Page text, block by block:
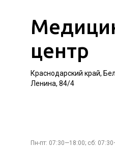
центр
Краснодарский край,
Ленина, 84/4
Пн-пт: 07:30—18:00; сб: